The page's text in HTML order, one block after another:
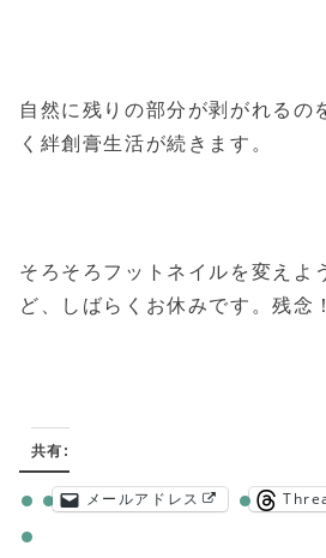
自然に残りの部分が剥がれるの
く絆創膏生活が続きます。
そろそろフットネイルを変えよ
ど、しばらくお休みです。残念
共有:
メールアドレス